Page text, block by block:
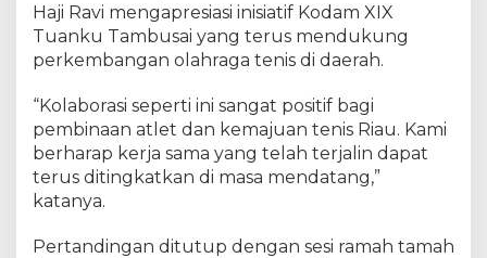
g
a
T
n
Haji Ravi mengapresiasi inisiatif Kodam XIX
Tuanku Tambusai yang terus mendukung
perkembangan olahraga tenis di daerah.
“Kolaborasi seperti ini sangat positif bagi
pembinaan atlet dan kemajuan tenis Riau. Kami
berharap kerja sama yang telah terjalin dapat
terus ditingkatkan di masa mendatang,”
katanya.
Pertandingan ditutup dengan sesi ramah tamah